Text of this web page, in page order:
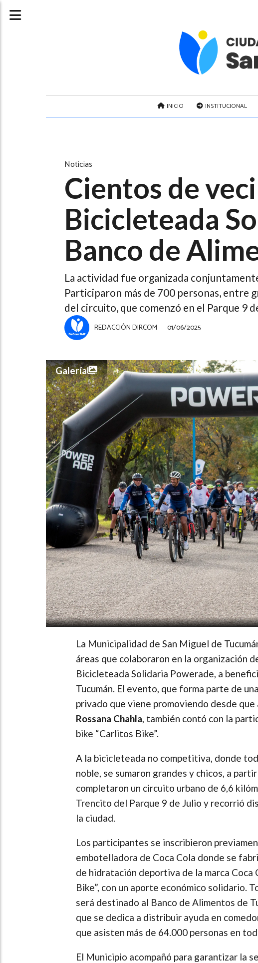
INICIO INSTITUCIONAL
Cientos de
Bicicleteada
Banco de
La actividad fue organizada
Participaron más de 700 personas, entre
del circuito, que comenzó en el Parque 9
Noticias
01/06/2025
REDACCIÓN DIRCOM
Galería
La Municipalidad de San Miguel de
áreas que colaboraron en la organización
Bicicleteada Solidaria Powerade, a
Tucumán. El evento, que forma parte de
privado que viene promoviendo desde
Rossana Chahla, también contó con la
bike “Carlitos Bike”.
A la bicicleteada no competitiva, donde
noble, se sumaron grandes y chicos, a
completaron un circuito urbano de 6,6
Trencito del Parque 9 de Julio y recorrió
la ciudad.
Los participantes se inscribieron
embotelladora de Coca Cola donde se
de hidratación deportiva de la marca Coca
Bike”, con un aporte económico solidario.
será destinado al Banco de Alimentos de
que se dedica a distribuir ayuda en
que asisten más de 64.000 personas en
El Municipio acompañó para garantizar la